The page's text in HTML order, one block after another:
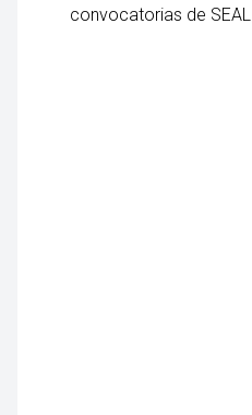
convocatorias de SEAL